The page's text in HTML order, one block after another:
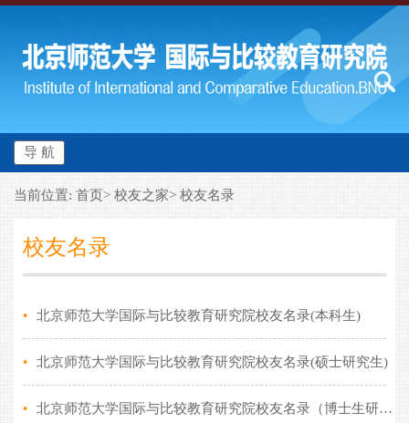
导 航
当前位置: 首页> 校友之家> 校友名录
校友名录
• 北京师范大学国际与比较教育研究院校友名录(本科生)
• 北京师范大学国际与比较教育研究院校友名录(硕士研究生)
• 北京师范大学国际与比较教育研究院校友名录（博士生研究生）